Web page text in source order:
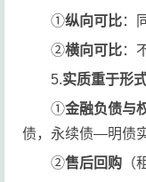
①纵向可比：
②横向可比：
5.实质重于形
①金融负债与
债，永续债—明债
②售后回购 （